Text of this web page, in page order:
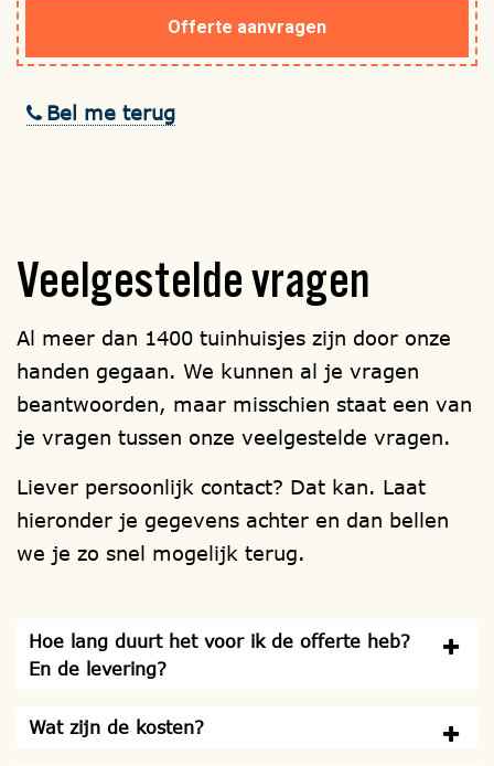
Offerte aanvragen
Bel me terug
Veelgesteldevragen
Al meer dan 1400 tuinhuisjes zijn door onze
handen gegaan. We kunnen al je vragen
beantwoorden, maar misschien staat een van
je vragen tussen onze veelgestelde vragen.
Liever persoonlijk contact? Dat kan. Laat
hieronder je gegevens achter en dan bellen
we je zo snel mogelijk terug.
Hoe lang duurt het voor ik de offerte heb?
En de levering?
Wat zijn de kosten?